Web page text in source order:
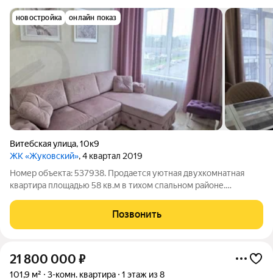
новостройка онлайн показ
Витебская улица,10к9
ЖК «Жуковский», 4 квартал 2019
Номер объекта: 537938. Продается уютная двухкомнатная
квартира площадью 58 кв.м в тихом спальном районе.
подходит для семьи. Просторная застекленная лоджия с видом
на горы станет вашим любимым
Позвонить
21 800 000 ₽
101,9 м² 3-комн. квартира 1 этаж из 8